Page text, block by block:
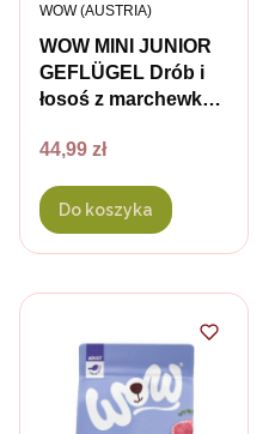
WOW MINI JUNIOR
GEFLÜGEL Drób i
łosoś z marchewką i
sucha dla szczeniąt
PRODUCENT
WOW (AUSTRIA)
Cena
44,99 zł
Do koszyka